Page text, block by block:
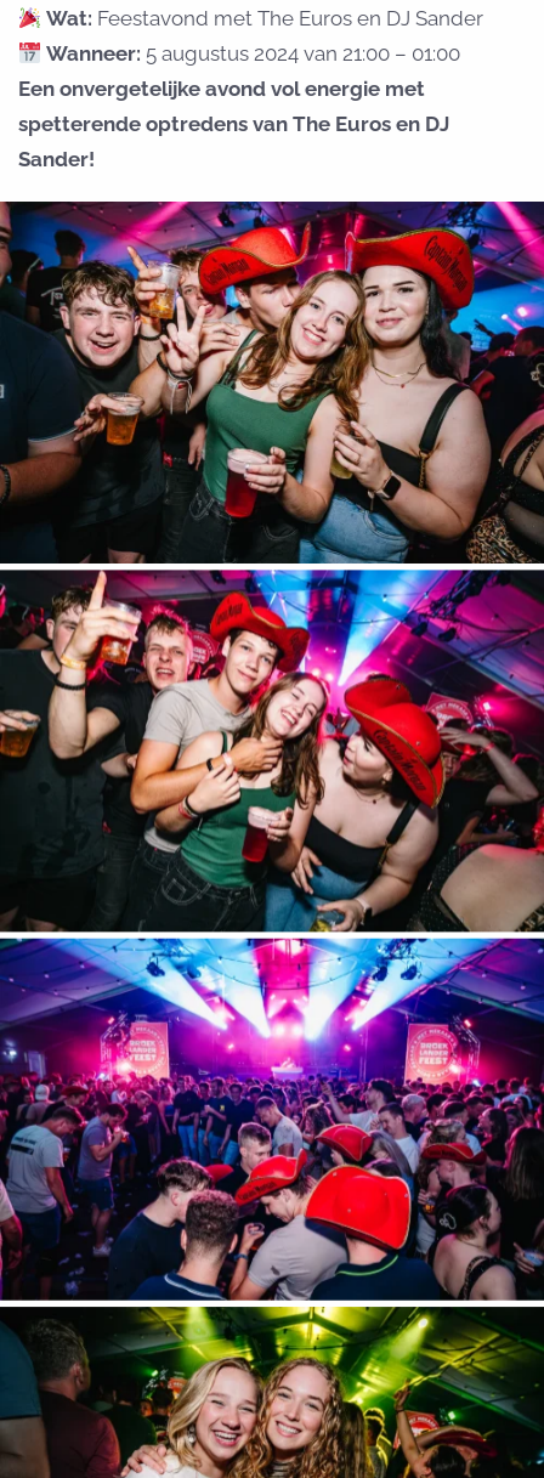
Wat: Feestavond met The Euros en DJ Sander
Wanneer: 5 augustus 2024 van 21:00 – 01:00
Een onvergetelijke avond vol energie met
spetterende optredens van The Euros en DJ
Sander!